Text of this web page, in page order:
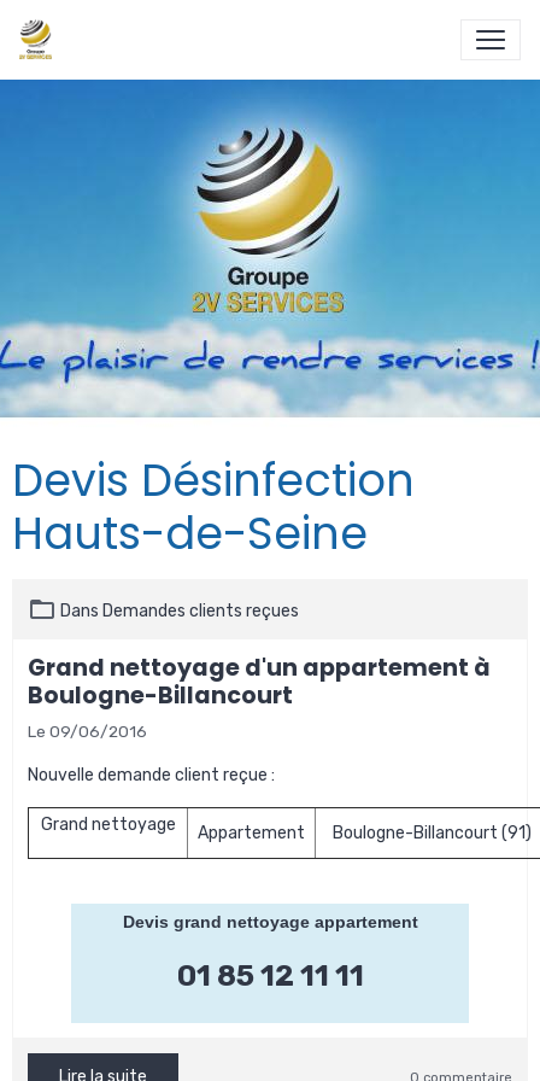
Devis Désinfection
Hauts-de-Seine
Dans Demandes clients reçues
Grand nettoyage d'un appartement à
Boulogne-Billancourt
Le 09/06/2016
Nouvelle demande client reçue :
Grand nettoyage Appartement Boulogne-Billancourt (91)
Devis grand nettoyage appartement
01 85 12 11 11
Lire la suite